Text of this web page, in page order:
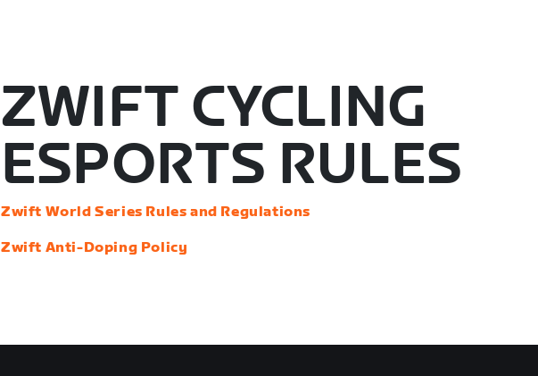
ZWIFT CYCLING
ESPORTS RULES
Zwift World Series Rules and Regulations
Zwift Anti-Doping Policy